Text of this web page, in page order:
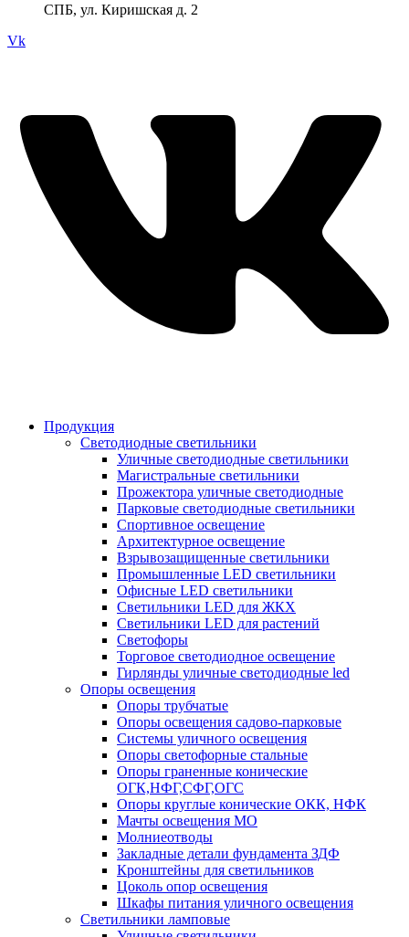
СПБ, ул. Киришская д. 2
Vk
Продукция
Светодиодные светильники
Уличные светодиодные светильники
Магистральные светильники
Прожектора уличные светодиодные
Парковые светодиодные светильники
Спортивное освещение
Архитектурное освещение
Взрывозащищенные светильники
Промышленные LED светильники
Офисные LED светильники
Cветильники LED для ЖКХ
Светильники LED для растений
Светофоры
Торговое светодиодное освещение
Гирлянды уличные светодиодные led
Опоры освещения
Опоры трубчатые
Опоры освещения садово-парковые
Системы уличного освещения
Опоры светофорные стальные
Опоры граненные конические
ОГК,НФГ,СФГ,ОГС
Опоры круглые конические ОКК, НФК
Мачты освещения МО
Молниеотводы
Закладные детали фундамента ЗДФ
Кронштейны для светильников
Цоколь опор освещения
Шкафы питания уличного освещения
Светильники ламповые